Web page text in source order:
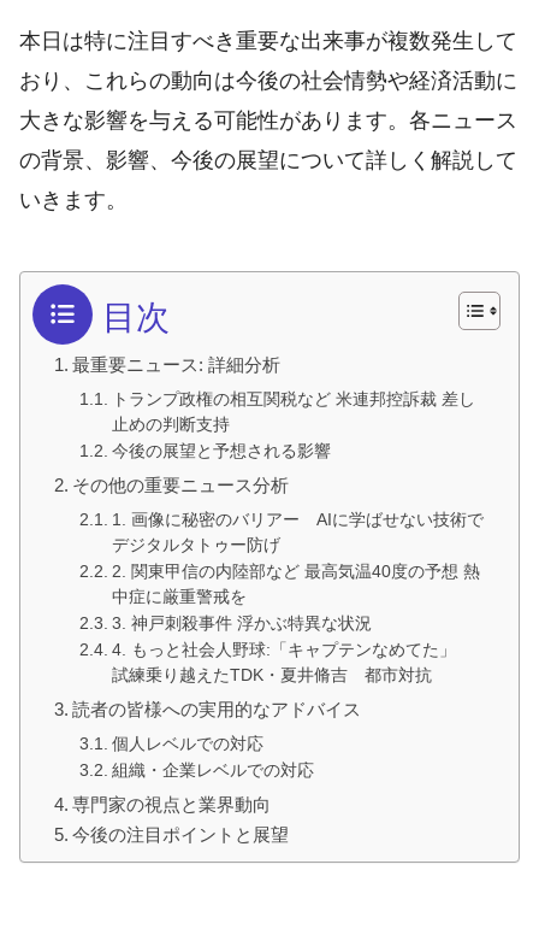
本日は特に注目すべき重要な出来事が複数発生して
おり、これらの動向は今後の社会情勢や経済活動に
大きな影響を与える可能性があります。各ニュース
の背景、影響、今後の展望について詳しく解説して
いきます。
目次
最重要ニュース: 詳細分析
トランプ政権の相互関税など 米連邦控訴裁 差し
止めの判断支持
今後の展望と予想される影響
その他の重要ニュース分析
1. 画像に秘密のバリアー AIに学ばせない技術で
デジタルタトゥー防げ
2. 関東甲信の内陸部など 最高気温40度の予想 熱
中症に厳重警戒を
3. 神戸刺殺事件 浮かぶ特異な状況
4. もっと社会人野球:「キャプテンなめてた」
試練乗り越えたTDK・夏井脩吉 都市対抗
読者の皆様への実用的なアドバイス
個人レベルでの対応
組織・企業レベルでの対応
専門家の視点と業界動向
今後の注目ポイントと展望